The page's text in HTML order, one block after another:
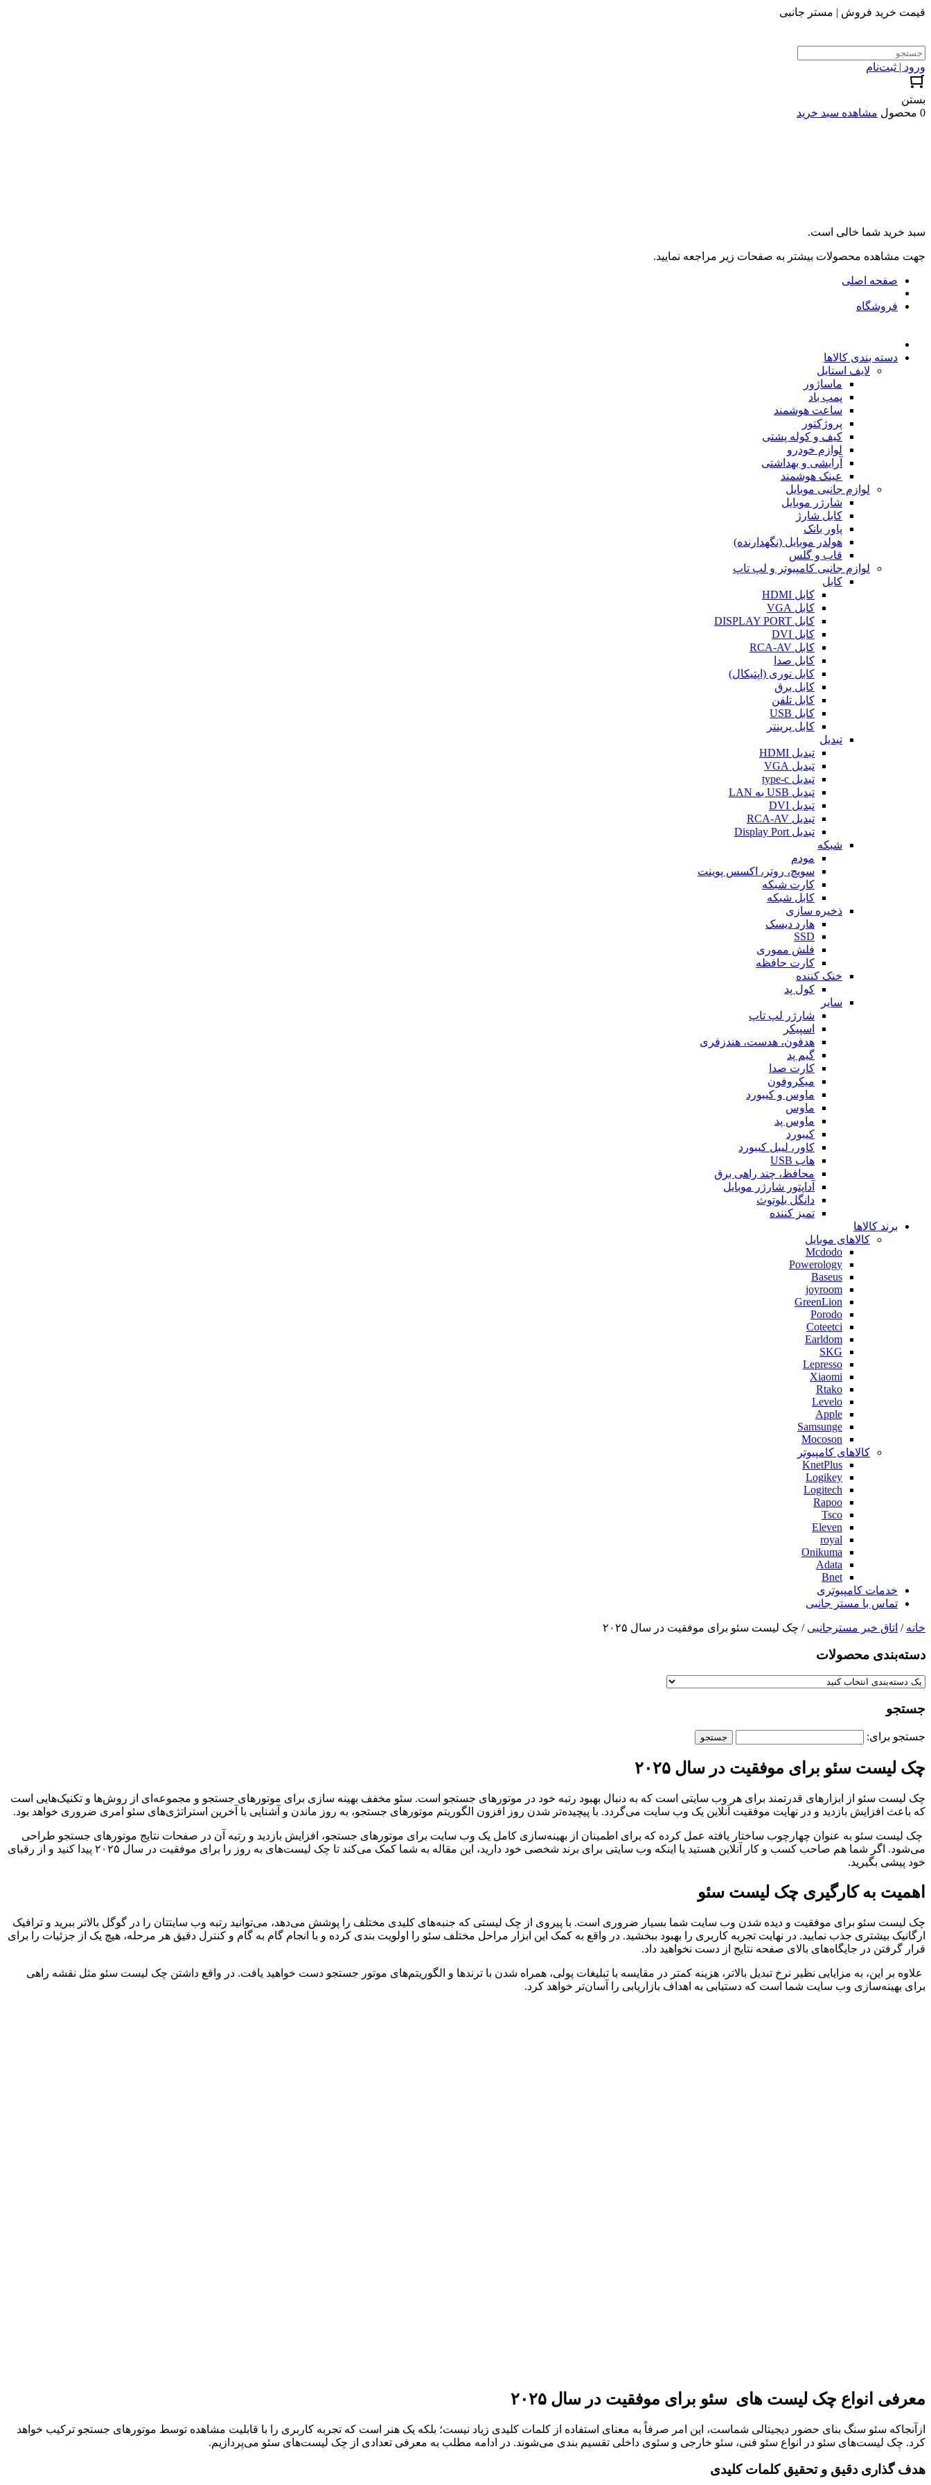
قیمت خرید فروش | مستر جانبی
ورود | ثبت‌نام
بستن
0 محصول
مشاهده سبد خرید
سبد خرید شما خالی است.
جهت مشاهده محصولات بیشتر به صفحات زیر مراجعه نمایید.
صفحه اصلی
فروشگاه
دسته بندی کالاها
لایف استایل
ماساژور
پمپ باد
ساعت هوشمند
پروژکتور
کیف و کوله پشتی
لوازم خودرو
آرایشی و بهداشتی
عینک هوشمند
لوازم جانبی موبایل
شارژر موبایل
کابل شارژ
پاور بانک
هولدر موبایل (نگهدارنده)
قاب و گلس
لوازم جانبی کامپیوتر و لپ تاپ
کابل
کابل HDMI
کابل VGA
کابل DISPLAY PORT
کابل DVI
کابل RCA-AV
کابل صدا
کابل نوری (اپتیکال)
کابل برق
کابل تلفن
کابل USB
کابل پرینتر
تبدیل
تبدیل HDMI
تبدیل VGA
تبدیل type-c
تبدیل USB به LAN
تبدیل DVI
تبدیل RCA-AV
تبدیل Display Port
شبکه
مودم
سویچ، روتر، اکسس پوینت
کارت شبکه
کابل شبکه
ذخیره سازی
هارد دیسک
SSD
فلش مموری
کارت حافظه
خنک کننده
کول پد
سایر
شارژر لپ تاپ
اسپیکر
هدفون، هدست، هندزفری
گیم پد
کارت صدا
میکروفون
ماوس و کیبورد
ماوس
ماوس پد
کیبورد
کاور، لیبل کیبورد
هاب USB
محافظ، چند راهی برق
آداپتور شارژر موبایل
دانگل بلوتوث
تمیز کننده
برند کالاها
کالاهای موبایل
Mcdodo
Powerology
Baseus
joyroom
GreenLion
Porodo
Coteetci
Earldom
SKG
Lepresso
Xiaomi
Rtako
Levelo
Apple
Samsunge
Mocoson
کالاهای کامپیوتر
KnetPlus
Logikey
Logitech
Rapoo
Tsco
Eleven
royal
Onikuma
Adata
Bnet
خدمات کامپیوتری
تماس با مستر جانبی
خانه / اتاق خبر مسترجانبی / چک لیست سئو برای موفقیت در سال ۲۰۲۵
دسته‌بندی‌ محصولات
جستجو
جستجو برای:
چک لیست سئو برای موفقیت در سال ۲۰۲۵
چک لیست سئو از ابزارهای قدرتمند برای هر وب سایتی است که به دنبال بهبود رتبه خود در موتورهای جستجو است. سئو مخفف بهینه سازی برای موتورهای جستجو و مجموعه‌ای از روش‌ها و تکنیک‌هایی است
که باعث افزایش بازدید و در نهایت موفقیت آنلاین یک وب سایت می‌گردد. با پیچیده‌تر شدن روز افزون الگوریتم موتورهای جستجو، به روز ماندن و آشنایی با آخرین استراتژی‌های سئو امری ضروری خواهد بود.
چک لیست‌ سئو به عنوان چهارچوب ساختار یافته عمل کرده که برای اطمینان از بهینه‌سازی کامل یک وب سایت برای موتورهای جستجو، افزایش بازدید و رتبه آن در صفحات نتایج موتورهای جستجو طراحی
می‌شود. اگر شما هم صاحب کسب و کار آنلاین هستید یا اینکه وب سایتی برای برند شخصی خود دارید، این مقاله به شما کمک می‌کند تا چک لیست‌های به روز را برای موفقیت در سال ۲۰۲۵ پیدا کنید و از رقبای
خود پیشی بگیرید.
اهمیت به کارگیری چک لیست سئو
چک لیست سئو برای موفقیت و دیده شدن وب سایت شما بسیار ضروری است. با پیروی از چک لیستی که جنبه‌های کلیدی مختلف را پوشش می‌دهد، می‌توانید رتبه وب سایتتان را در گوگل بالاتر ببرید و ترافیک
ارگانیک بیشتری جذب نمایید. در نهایت تجربه کاربری را بهبود ببخشید. در واقع به کمک این ابزار مراحل مختلف سئو را اولویت بندی کرده و با انجام گام به گام و کنترل دقیق هر مرحله، هیچ یک از جزئیات را برای
قرار گرفتن در جایگاه‌های بالای صفحه نتایج از دست نخواهید داد.
علاوه بر این، به مزایایی نظیر نرخ تبدیل بالاتر، هزینه کمتر در مقایسه با تبلیغات پولی، همراه شدن با ترندها و الگوریتم‌های موتور جستجو دست خواهید یافت. در واقع داشتن چک لیست سئو مثل نقشه راهی
برای بهینه‌سازی وب سایت شما است که دستیابی به اهداف بازاریابی را آسان‌تر خواهد کرد.
معرفی انواع چک لیست های سئو برای موفقیت در سال ۲۰۲۵
ازآنجاکه سئو سنگ بنای حضور دیجیتالی شماست، این امر صرفاً به معنای استفاده از کلمات کلیدی زیاد نیست؛ بلکه یک هنر است که تجربه کاربری را با قابلیت مشاهده توسط موتورهای جستجو ترکیب خواهد
کرد‌. چک لیست‌های سئو در انواع سئو فنی، سئو خارجی و سئوی داخلی تقسیم بندی می‌شوند. در ادامه مطلب به معرفی تعدادی از چک لیست‌های سئو می‌پردازیم.
هدف گذاری دقیق و تحقیق کلمات کلیدی